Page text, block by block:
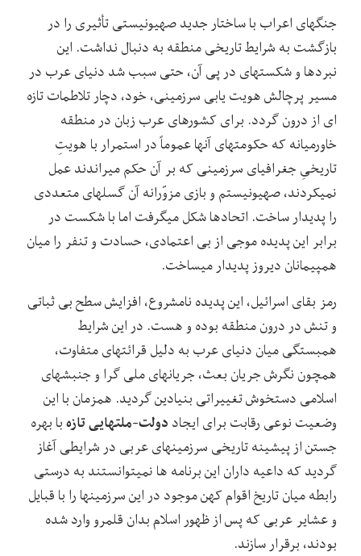
جنگ‏های اعراب با ساختار جدید صهیونیستی تأثیری را در
بازگشت به شرایط تاریخی منطقه به دنبال نداشت. این
نبردها و شکست‏های در پی آن، حتی سبب شد دنیای عرب در
مسیر پرچالش هویت ‏یابی سرزمینی، خود، دچار تلاطمات تازه
‏ای از درون گردد. برای کشورهای عرب‏ زبان در منطقه
خاورمیانه که حکومت‏های آنها عموماً در استمرار با هویتِ
تاریخیِ جغرافیای سرزمینی که بر آن حکم می‏راندند عمل
نمی‎کردند، صهیونیستم و بازی مزوّرانه آن گسل‏های متعددی
را پدیدار ساخت. اتحادها شکل می‏گرفت اما با شکست در
برابر این پدیده موجی از بی ‏اعتمادی، حسادت و تنفر را میان
هم‏پیمانان دیروز پدیدار می‏ساخت.
رمز بقای اسرائیل، این پدیده نامشروع، افزایش سطح بی‏ ثباتی
و تنش در درون منطقه بوده و هست. در این شرایط
همبستگی میان دنیای عرب به دلیل قرائت‏های متفاوت،
همچون نگرش جریان بعث، جریان‏های ملی‏ گرا و جنبش‏های
اسلامی دستخوش تغییراتی بنیادین گردید. همزمان با این
وضعیت نوعی رقابت برای ایجاد دولت-ملت‏هایی تازهبا بهره
جستن از پیشینه تاریخی سرزمین‏های عربی در شرایطی آغاز
گردید که داعیه ‏داران این برنامه ‏ها نمی‏توانستند به درستی
رابطه میان تاریخ اقوام کهن موجود در این سرزمین‏ها را با قبایل
و عشایر عربی که پس از ظهور اسلام بدان قلمرو وارد شده
بودند، برقرار سازند.